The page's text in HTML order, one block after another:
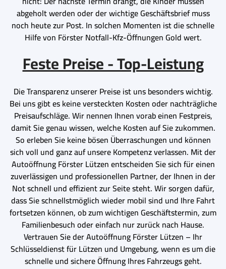
abgeholt werden oder der wichtige Geschäftsbrief muss
noch heute zur Post. In solchen Momenten ist die schnelle
Hilfe von Förster Notfall-Kfz-Öffnungen Gold wert.
Feste Preise - Top-Leistung
Die Transparenz unserer Preise ist uns besonders wichtig.
Bei uns gibt es keine versteckten Kosten oder nachträgliche
Preisaufschläge. Wir nennen Ihnen vorab einen Festpreis,
damit Sie genau wissen, welche Kosten auf Sie zukommen.
So erleben Sie keine bösen Überraschungen und können
sich voll und ganz auf unsere Kompetenz verlassen. Mit der
Autoöffnung Förster Lützen entscheiden Sie sich für einen
zuverlässigen und professionellen Partner, der Ihnen in der
Not schnell und effizient zur Seite steht. Wir sorgen dafür,
dass Sie schnellstmöglich wieder mobil sind und Ihre Fahrt
fortsetzen können, ob zum wichtigen Geschäftstermin, zum
Familienbesuch oder einfach nur zurück nach Hause.
Vertrauen Sie der Autoöffnung Förster Lützen – Ihr
Schlüsseldienst für Lützen und Umgebung, wenn es um die
schnelle und sichere Öffnung Ihres Fahrzeugs geht.